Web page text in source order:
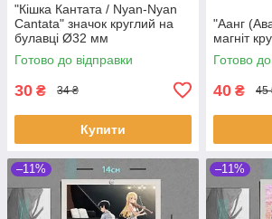
"Кішка Кантата / Nyan-Nyan
Cantata" значок круглий на
булавці Ø32 мм
Готово до відправки
30 ₴ 34 ₴
Купити
"Аанг
магніт
Готово
40 ₴ 45
–11% –11%